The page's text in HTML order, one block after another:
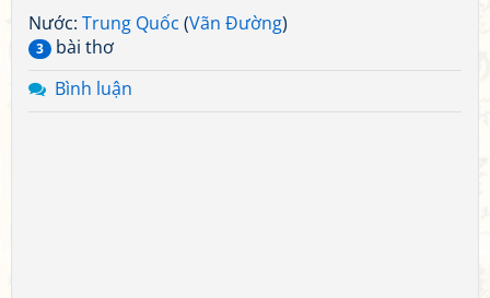
Nước: Trung Quốc (Vãn Đường)
3
bài thơ
Bình luận